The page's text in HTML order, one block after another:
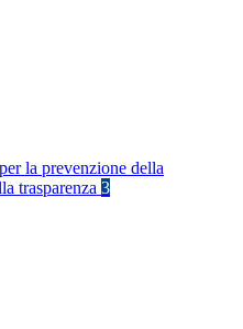
la prevenzione della
trasparenza 3